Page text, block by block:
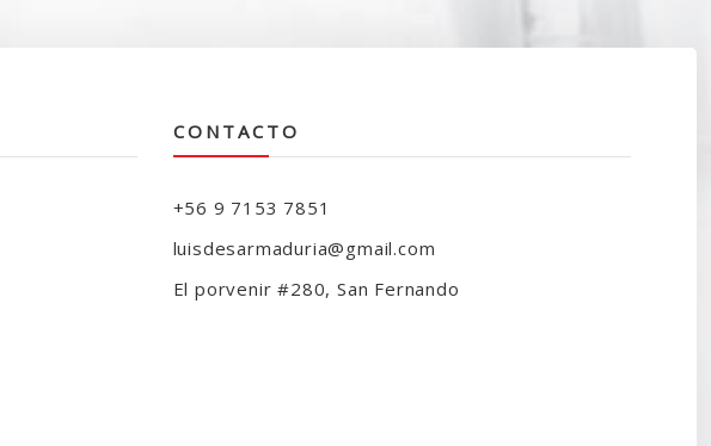
CONTACTO
+56 9 7153 7851
luisdesarmaduria@gmail.com
El porvenir #280, San Fernando